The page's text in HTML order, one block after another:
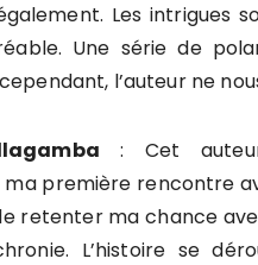
Les intrigues
Une série de
l’auteur ne
: Cet
première rencontre
retenter ma chance
L’histoire se